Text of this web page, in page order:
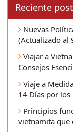
Reciente post
Nuevas
(Actualizado al
Viajar a
Consejos
Viaje a
14 Días por
Principios
vietnamita que